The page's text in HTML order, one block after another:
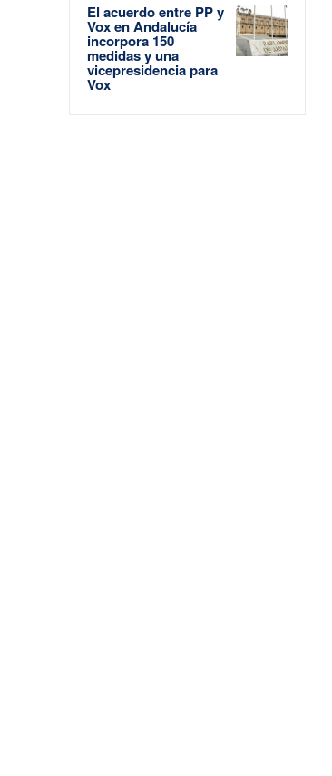
El acuerdo entre PP y
Vox en Andalucía
incorpora 150
medidas y una
vicepresidencia para
Vox